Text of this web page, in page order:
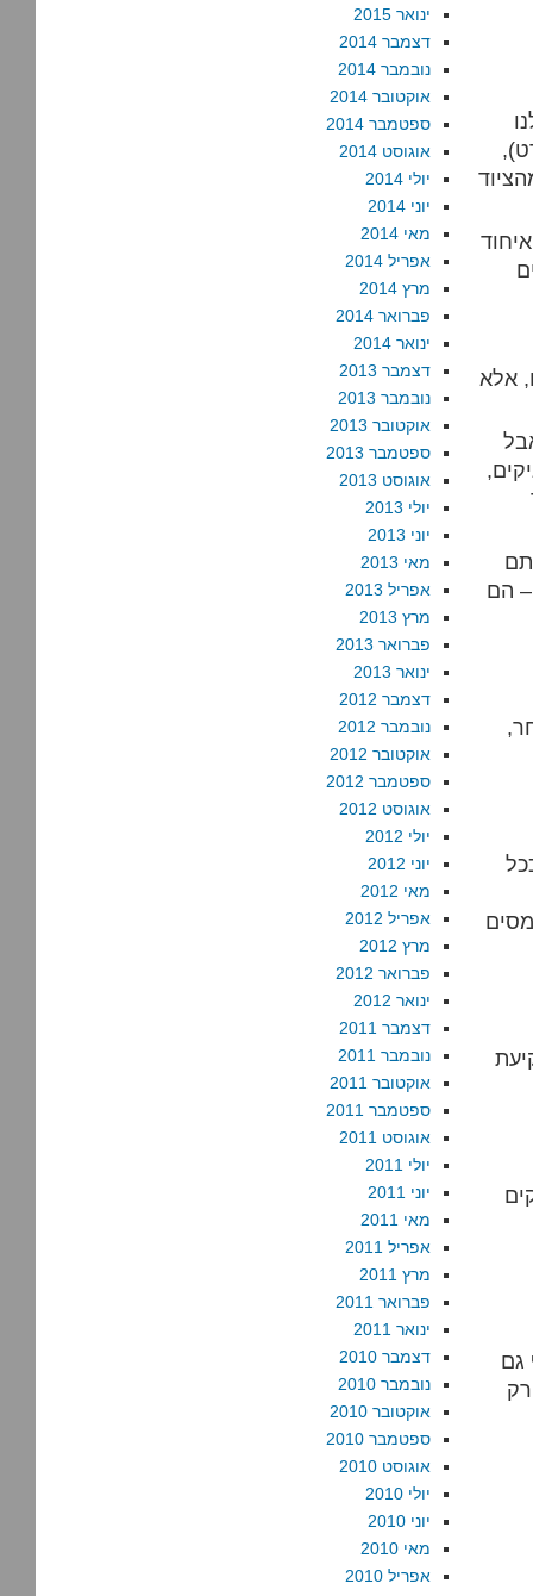
אלא
הם
גם
ינואר 2015
דצמבר 2014
נובמבר 2014
אוקטובר 2014
ספטמבר 2014
אוגוסט 2014
יולי 2014
יוני 2014
מאי 2014
אפריל 2014
מרץ 2014
פברואר 2014
ינואר 2014
דצמבר 2013
נובמבר 2013
אוקטובר 2013
ספטמבר 2013
אוגוסט 2013
יולי 2013
יוני 2013
מאי 2013
אפריל 2013
מרץ 2013
פברואר 2013
ינואר 2013
דצמבר 2012
נובמבר 2012
אוקטובר 2012
ספטמבר 2012
אוגוסט 2012
יולי 2012
יוני 2012
מאי 2012
אפריל 2012
מרץ 2012
פברואר 2012
ינואר 2012
דצמבר 2011
נובמבר 2011
אוקטובר 2011
ספטמבר 2011
אוגוסט 2011
יולי 2011
יוני 2011
מאי 2011
אפריל 2011
מרץ 2011
פברואר 2011
ינואר 2011
דצמבר 2010
נובמבר 2010
אוקטובר 2010
ספטמבר 2010
אוגוסט 2010
יולי 2010
יוני 2010
מאי 2010
אפריל 2010